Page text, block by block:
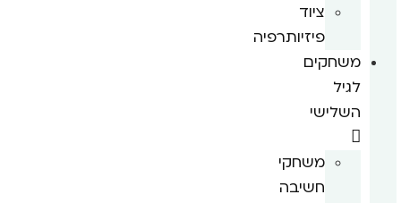
ציוד
פיזיותרפיה
משחקים
לגיל
השלישי
משחקי
חשיבה